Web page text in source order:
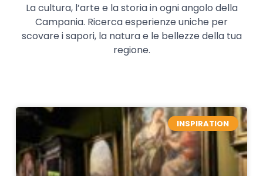
La cultura, l’arte e la storia in ogni angolo della
Campania. Ricerca esperienze uniche per
scovare i sapori, la natura e le bellezze della tua
regione.
INSPIRATION